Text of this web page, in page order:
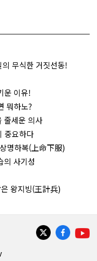
무식한 거짓선동!
운 이유!
뭐하노?
줄세운 의사
중요하다
명하복(上命下服)
의 사기성
왕지빙(王計兵)